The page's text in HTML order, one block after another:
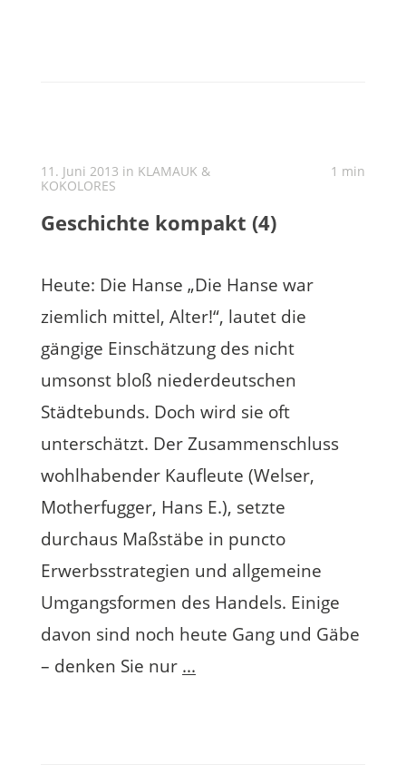
11. Juni 2013 in KLAMAUK &
KOKOLORES
1 min
Geschichte kompakt (4)
Heute: Die Hanse „Die Hanse war
ziemlich mittel, Alter!“, lautet die
gängige Einschätzung des nicht
umsonst bloß niederdeutschen
Städtebunds. Doch wird sie oft
unterschätzt. Der Zusammenschluss
wohlhabender Kaufleute (Welser,
Motherfugger, Hans E.), setzte
durchaus Maßstäbe in puncto
Erwerbsstrategien und allgemeine
Umgangsformen des Handels. Einige
davon sind noch heute Gang und Gäbe
– denken Sie nur ...